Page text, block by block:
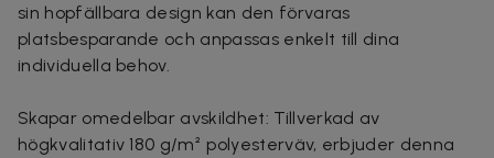
sin hopfällbara design kan den förvaras
platsbesparande och anpassas enkelt till dina
individuella behov.
Skapar omedelbar avskildhet: Tillverkad av
högkvalitativ 180 g/m² polyesterväv, erbjuder denna